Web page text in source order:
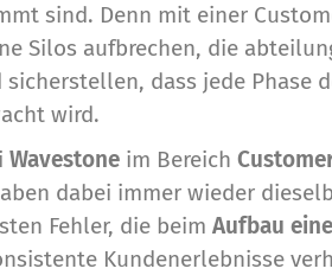
sind. Denn mit einer
Silos aufbrechen, die
dass jede Phase
wird.
Wavestone im Bereich
dabei immer wieder
Fehler, die beim Aufbau
Kundenerlebnisse